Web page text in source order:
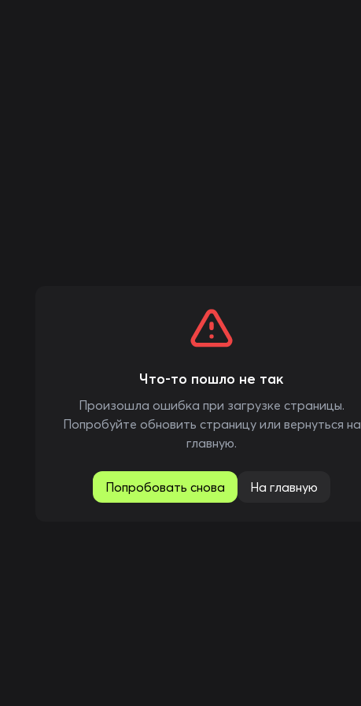
Что-то пошло не так
Произошла ошибка при загрузке страницы.
Попробуйте обновить страницу или вернуться на
главную.
Попробовать снова На главную